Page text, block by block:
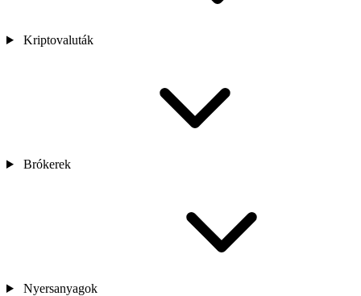
Kriptovaluták
Brókerek
Nyersanyagok